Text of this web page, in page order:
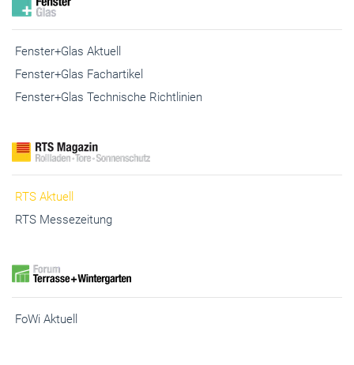
Fenster+Glas Aktuell
Fenster+Glas Fachartikel
Fenster+Glas Technische Richtlinien
RTS Aktuell
RTS Messezeitung
FoWi Aktuell